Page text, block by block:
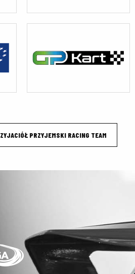
PRZYJEMSKI RACING TEAM